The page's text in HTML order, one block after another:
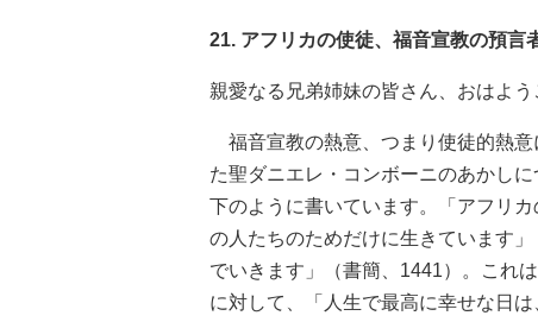
21. アフリカの使徒、福音宣教の預言
親愛なる兄弟姉妹の皆さん、おはよう
福音宣教の熱意、つまり使徒的熱
た聖ダニエレ・コンボーニのあかし
下のように書いています。「アフリ
の人たちのためだけに生きています
でいきます」（書簡、1441）。これ
に対して、「人生で最高に幸せな日